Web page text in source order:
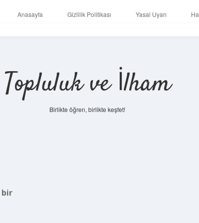
Anasayfa Gizlilik Politikası Yasal Uyarı
Topluluk ve İlham
Birlikte öğren, birlikte keşfet!
bir